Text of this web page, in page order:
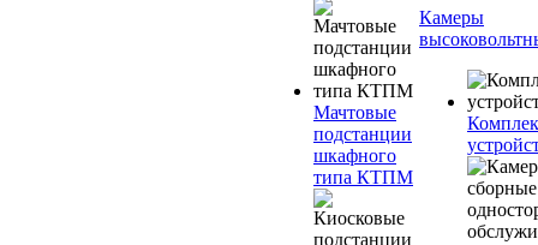
Мачтовые
подстанции
шкафного
типа КТПМ
Камеры